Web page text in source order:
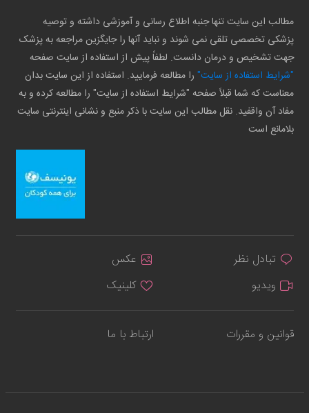
مطالب این سایت تنها جنبه اطلاع رسانی و آموزشی داشته و توصیه
پزشکی تخصصی تلقی نمی شوند و نباید آنها را جایگزین مراجعه به پزشک
جهت تشخیص و درمان دانست. لطفاً پیش از استفاده از سایت صفحه
"شرایط استفاده از سایت" را مطالعه فرمایید. استفاده از این سایت بدان
معناست که شما قبلاً صفحه "شرایط استفاده از سایت" را مطالعه کرده و به
مفاد آن واقفید. نقل مطالب این سایت با ذکر منبع و نشانی اینترنتی سایت
بلامانع است
تبادل نظر
عکس
ویدیو
کلینیک
قوانین و مقررات ارتباط با ما